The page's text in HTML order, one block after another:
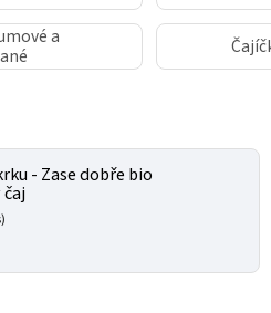
a
- Zase dobře bio
)